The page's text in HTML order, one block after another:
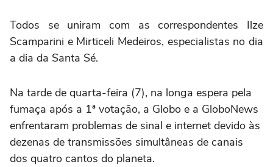
Todos se uniram com as correspondentes Ilze
Scamparini e Mirticeli Medeiros, especialistas no dia
a dia da Santa Sé.
Na tarde de quarta-feira (7), na longa espera pela
fumaça após a 1ª votação, a Globo e a GloboNews
enfrentaram problemas de sinal e internet devido às
dezenas de transmissões simultâneas de canais
dos quatro cantos do planeta.